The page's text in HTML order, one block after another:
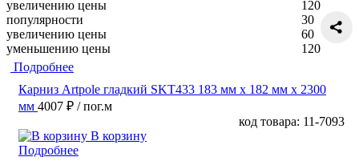
увеличению цены
популярности
увеличению цены
уменьшению цены
120
30
60
120
Подробнее
Карниз Artpole гладкий SKT433 183 мм х 182 мм х 2300
мм 4007 ₽ / пог.м
код товара: 11-7093
В корзину
Подробнее